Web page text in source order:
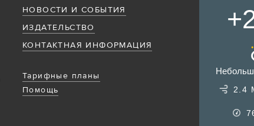
НОВОСТИ И СОБЫТИЯ
ИЗДАТЕЛЬСТВО
КОНТАКТНАЯ ИНФОРМАЦИЯ
Тарифные планы
Помощь
2.4